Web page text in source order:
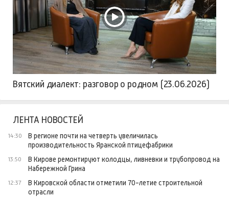
Вятский диалект: разговор о родном (23.06.2026)
ЛЕНТА НОВОСТЕЙ
14:30
В регионе почти на четверть увеличилась
производительность Яранской птицефабрики
13:50
В Кирове ремонтируют колодцы, ливневки и трубопровод на
Набережной Грина
12:37
В Кировской области отметили 70-летие строительной
отрасли